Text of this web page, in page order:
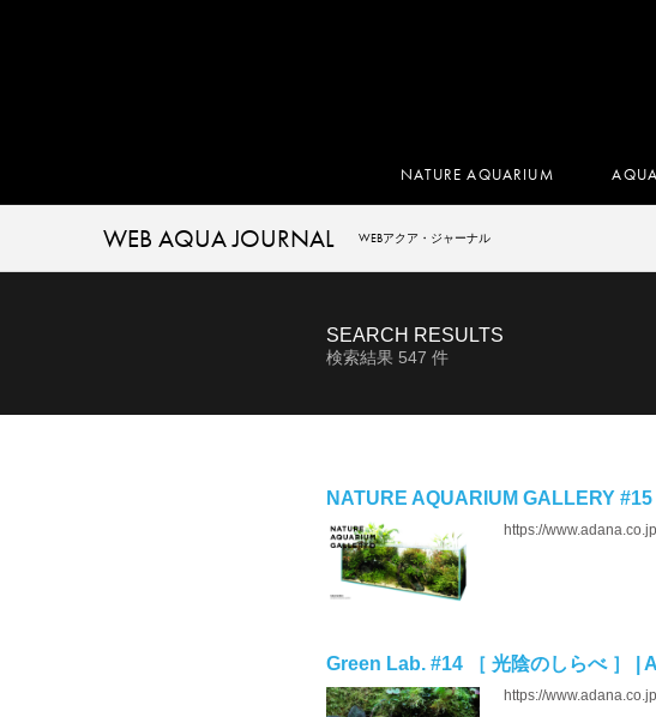
NATURE AQUARIUM
WEB AQUA JOURNAL WEBアクア・ジャーナル
SEARCH RESULTS
検索結果 547 件
NATURE AQUARIUM GALLERY
https://
Green Lab. #14 ［ 光陰のしらべ ］ |
https://